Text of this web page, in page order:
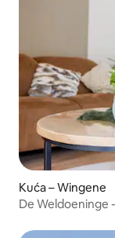
Kuća – Wingene
De Weldoeninge